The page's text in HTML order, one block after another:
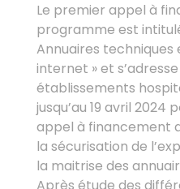
Le premier appel à
programme est
Annuaires techniques
internet » et
établissements
jusqu’au 19 avril
appel à financement
la sécurisation de
la maitrise des